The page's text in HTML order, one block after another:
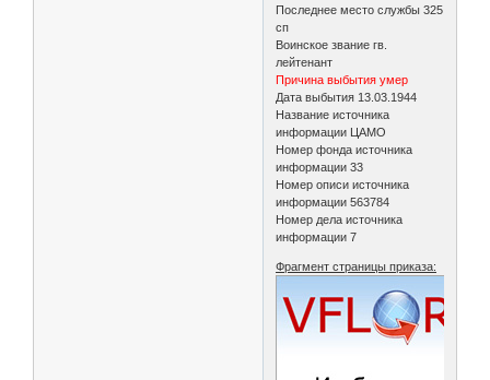
Последнее место службы 325
сп
Воинское звание гв.
лейтенант
Причина выбытия умер
Дата выбытия 13.03.1944
Название источника
информации ЦАМО
Номер фонда источника
информации 33
Номер описи источника
информации 563784
Номер дела источника
информации 7
Фрагмент страницы приказа: